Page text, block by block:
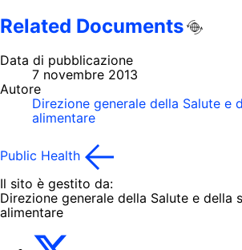
Related Documents
Data di pubblicazione
7 novembre 2013
Autore
Direzione generale della Salute e
alimentare
Public Health
Il sito è gestito da:
Direzione generale della Salute e della
alimentare